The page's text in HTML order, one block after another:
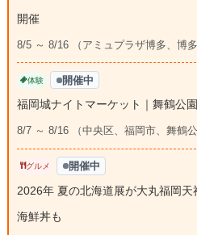
開催
8/5 ～ 8/16 （アミュプラザ博多、博多
体験 開催中
福岡城ナイトマーケット｜舞鶴公
8/7 ～ 8/16 （中央区、福岡市、舞鶴公
グルメ 開催中
2026年 夏の北海道展が大丸福岡
海鮮丼も